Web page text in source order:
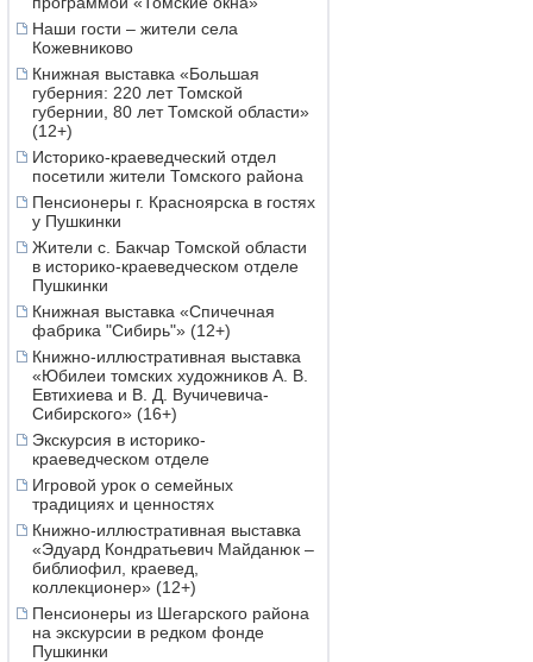
Наши гости – жители села
Кожевниково
Книжная выставка «Большая
губерния: 220 лет Томской
губернии, 80 лет Томской области»
(12+)
Историко-краеведческий отдел
посетили жители Томского района
Пенсионеры г. Красноярска в гостях
у Пушкинки
Жители с. Бакчар Томской области
в историко-краеведческом отделе
Пушкинки
Книжная выставка «Спичечная
фабрика "Сибирь"» (12+)
Книжно-иллюстративная выставка
«Юбилеи томских художников А. В.
Евтихиева и В. Д. Вучичевича-
Сибирского» (16+)
Экскурсия в историко-
краеведческом отделе
Игровой урок о семейных
традициях и ценностях
Книжно-иллюстративная выставка
«Эдуард Кондратьевич Майданюк –
библиофил, краевед,
коллекционер» (12+)
Пенсионеры из Шегарского района
на экскурсии в редком фонде
Пушкинки